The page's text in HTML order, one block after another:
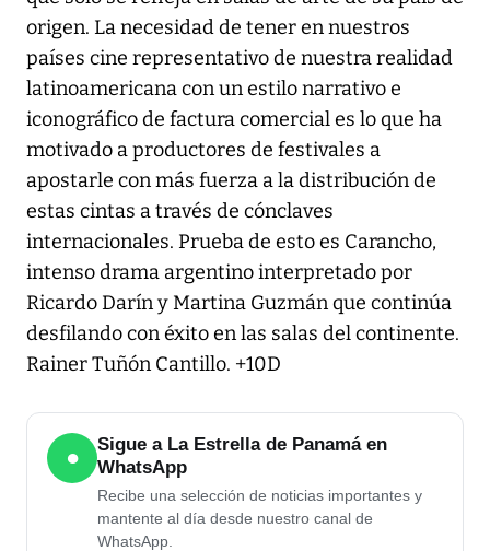
origen. La necesidad de tener en nuestros
países cine representativo de nuestra realidad
latinoamericana con un estilo narrativo e
iconográfico de factura comercial es lo que ha
motivado a productores de festivales a
apostarle con más fuerza a la distribución de
estas cintas a través de cónclaves
internacionales. Prueba de esto es Carancho,
intenso drama argentino interpretado por
Ricardo Darín y Martina Guzmán que continúa
desfilando con éxito en las salas del continente.
Rainer Tuñón Cantillo. +10D
●
Sigue a La Estrella de Panamá en
WhatsApp
Recibe una selección de noticias importantes y
mantente al día desde nuestro canal de
WhatsApp.